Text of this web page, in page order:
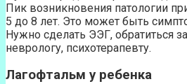
Пик возникновения патологии
5 до 8 лет. Это может быть
Нужно сделать ЭЭГ, обратиться
неврологу, психотерапевту.
Лагофтальм у ребенка